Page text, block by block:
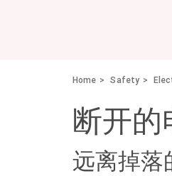
Home Safety
断开的
远离掉落